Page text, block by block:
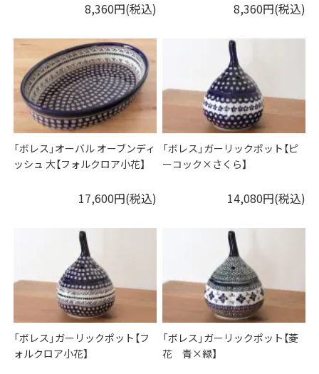
8,360円(税込) 8,360円(税込)
「ボレス」オーバル オーブンディ
ッシュ 大【フォルクロア小花】
17,600円(税込)
「ボレス」ガーリックポット【ピ
ーコック×さくら】
14,080円(税込)
「ボレス」ガーリックポット【フ
ォルクロア小花】
「ボレス」ガーリックポット【菱
花 青×緑】